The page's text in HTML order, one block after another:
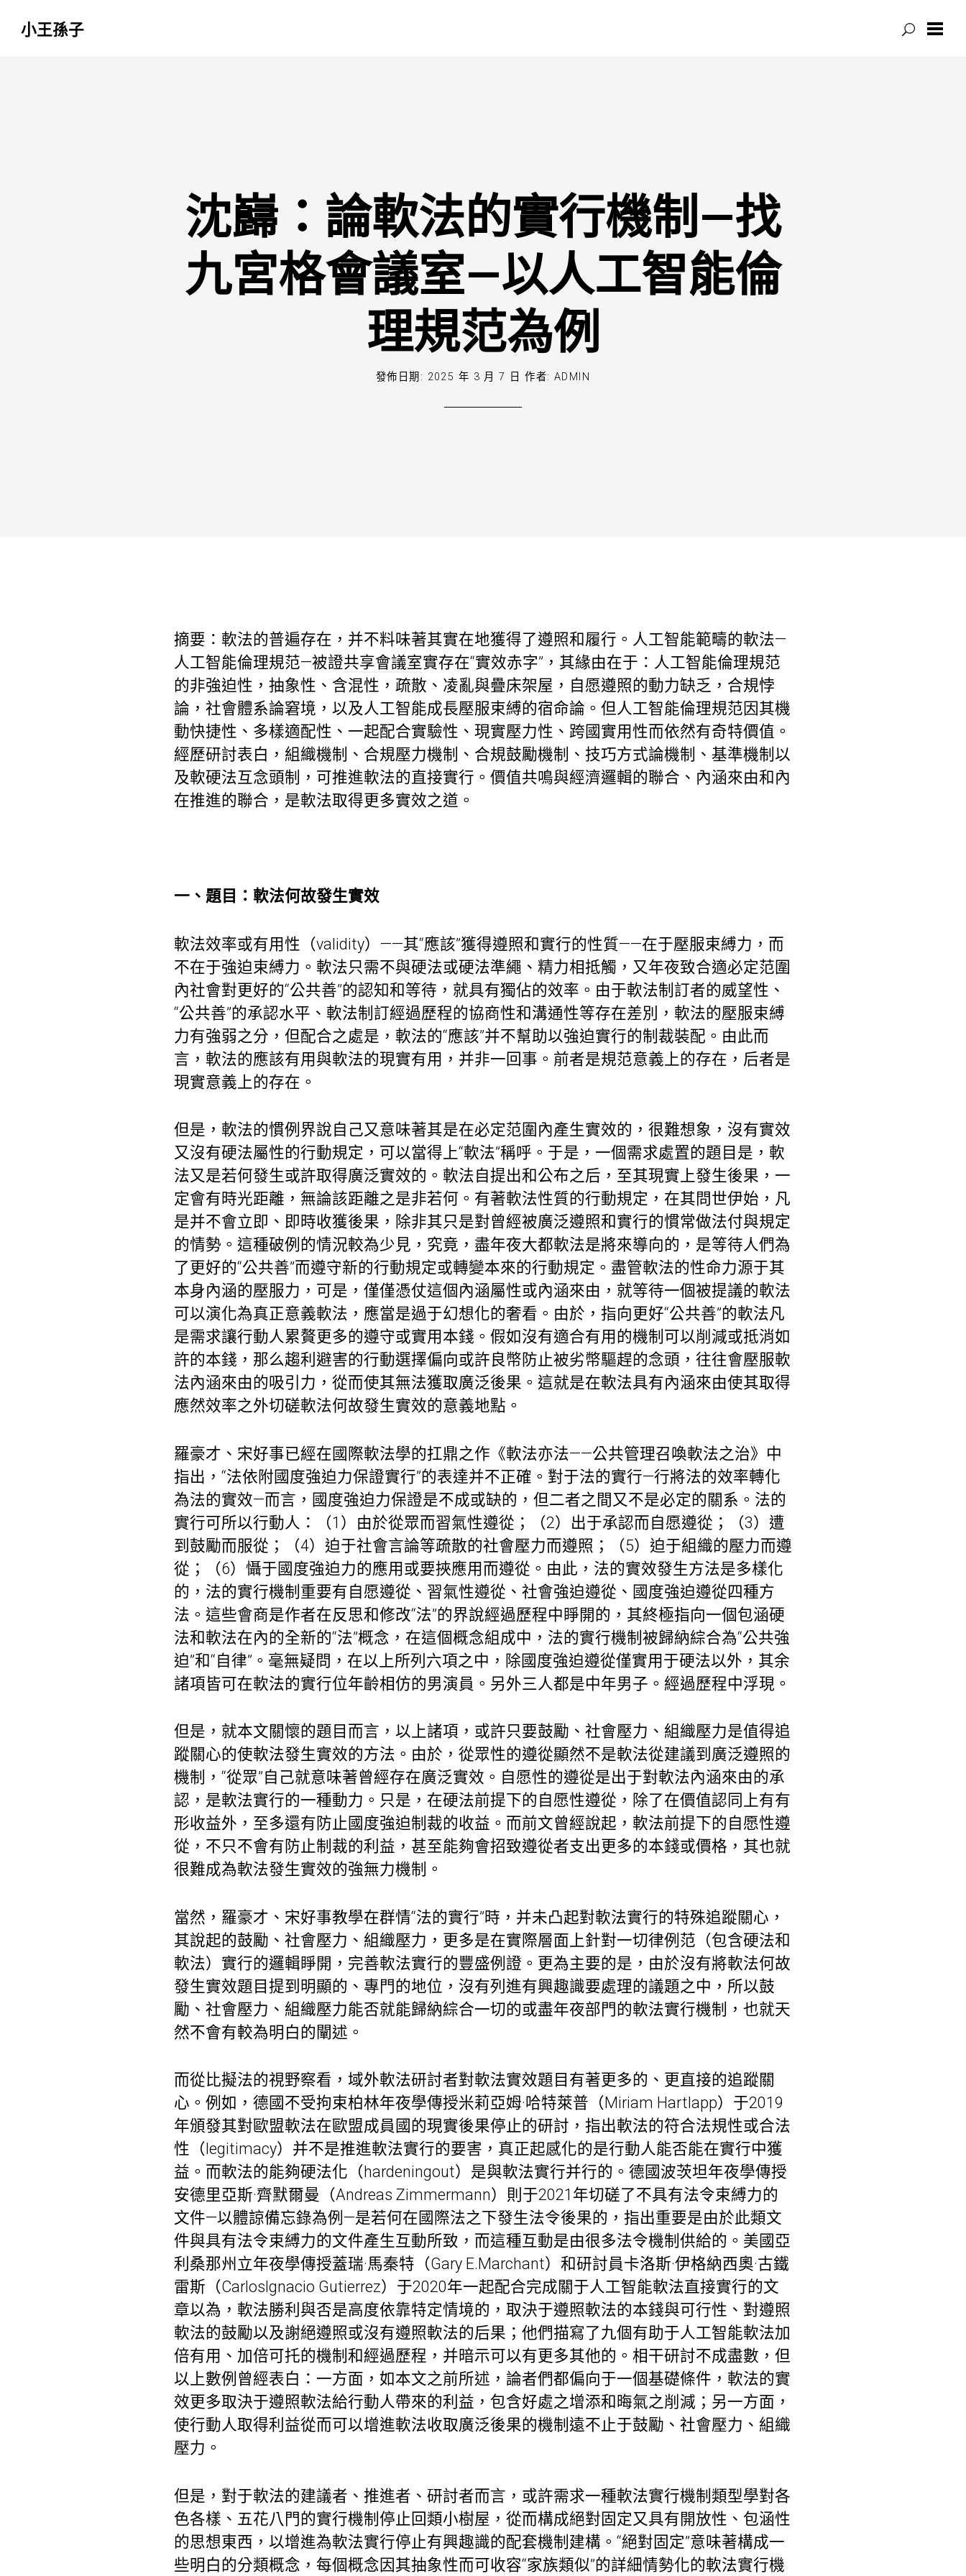
小王孫子
沈巋：論軟法的實行機制—找
九宮格會議室—以人工智能倫
理規范為例
發佈日期: 2025 年 3 月 7 日 作者: ADMIN
摘要：軟法的普遍存在，并不料味著其實在地獲得了遵照和履行。人工智能範疇的軟法—
人工智能倫理規范—被證共享會議室實存在“實效赤字”，其緣由在于：人工智能倫理規范
的非強迫性，抽象性、含混性，疏散、凌亂與疊床架屋，自愿遵照的動力缺乏，合規悖
論，社會體系論窘境，以及人工智能成長壓服束縛的宿命論。但人工智能倫理規范因其機
動快捷性、多樣適配性、一起配合實驗性、現實壓力性、跨國實用性而依然有奇特價值。
經歷研討表白，組織機制、合規壓力機制、合規鼓勵機制、技巧方式論機制、基準機制以
及軟硬法互念頭制，可推進軟法的直接實行。價值共鳴與經濟邏輯的聯合、內涵來由和內
在推進的聯合，是軟法取得更多實效之道。
一、題目：軟法何故發生實效
軟法效率或有用性（validity）——其“應該”獲得遵照和實行的性質——在于壓服束縛力，而
不在于強迫束縛力。軟法只需不與硬法或硬法準繩、精力相抵觸，又年夜致合適必定范圍
內社會對更好的“公共善”的認知和等待，就具有獨佔的效率。由于軟法制訂者的威望性、
“公共善”的承認水平、軟法制訂經過歷程的協商性和溝通性等存在差別，軟法的壓服束縛
力有強弱之分，但配合之處是，軟法的“應該”并不幫助以強迫實行的制裁裝配。由此而
言，軟法的應該有用與軟法的現實有用，并非一回事。前者是規范意義上的存在，后者是
現實意義上的存在。
但是，軟法的慣例界說自己又意味著其是在必定范圍內產生實效的，很難想象，沒有實效
又沒有硬法屬性的行動規定，可以當得上“軟法”稱呼。于是，一個需求處置的題目是，軟
法又是若何發生或許取得廣泛實效的。軟法自提出和公布之后，至其現實上發生後果，一
定會有時光距離，無論該距離之是非若何。有著軟法性質的行動規定，在其問世伊始，凡
是并不會立即、即時收獲後果，除非其只是對曾經被廣泛遵照和實行的慣常做法付與規定
的情勢。這種破例的情況較為少見，究竟，盡年夜大都軟法是將來導向的，是等待人們為
了更好的“公共善”而遵守新的行動規定或轉變本來的行動規定。盡管軟法的性命力源于其
本身內涵的壓服力，可是，僅僅憑仗這個內涵屬性或內涵來由，就等待一個被提議的軟法
可以演化為真正意義軟法，應當是過于幻想化的奢看。由於，指向更好“公共善”的軟法凡
是需求讓行動人累贅更多的遵守或實用本錢。假如沒有適合有用的機制可以削減或抵消如
許的本錢，那么趨利避害的行動選擇偏向或許良幣防止被劣幣驅趕的念頭，往往會壓服軟
法內涵來由的吸引力，從而使其無法獲取廣泛後果。這就是在軟法具有內涵來由使其取得
應然效率之外切磋軟法何故發生實效的意義地點。
羅豪才、宋好事已經在國際軟法學的扛鼎之作《軟法亦法——公共管理召喚軟法之治》中
指出，“法依附國度強迫力保證實行”的表達并不正確。對于法的實行—行將法的效率轉化
為法的實效—而言，國度強迫力保證是不成或缺的，但二者之間又不是必定的關系。法的
實行可所以行動人：（1）由於從眾而習氣性遵從；（2）出于承認而自愿遵從；（3）遭
到鼓勵而服從；（4）迫于社會言論等疏散的社會壓力而遵照；（5）迫于組織的壓力而遵
從；（6）懾于國度強迫力的應用或要挾應用而遵從。由此，法的實效發生方法是多樣化
的，法的實行機制重要有自愿遵從、習氣性遵從、社會強迫遵從、國度強迫遵從四種方
法。這些會商是作者在反思和修改“法”的界說經過歷程中睜開的，其終極指向一個包涵硬
法和軟法在內的全新的“法”概念，在這個概念組成中，法的實行機制被歸納綜合為“公共強
迫”和“自律”。毫無疑問，在以上所列六項之中，除國度強迫遵從僅實用于硬法以外，其余
諸項皆可在軟法的實行位年齡相仿的男演員。另外三人都是中年男子。經過歷程中浮現。
但是，就本文關懷的題目而言，以上諸項，或許只要鼓勵、社會壓力、組織壓力是值得追
蹤關心的使軟法發生實效的方法。由於，從眾性的遵從顯然不是軟法從建議到廣泛遵照的
機制，“從眾”自己就意味著曾經存在廣泛實效。自愿性的遵從是出于對軟法內涵來由的承
認，是軟法實行的一種動力。只是，在硬法前提下的自愿性遵從，除了在價值認同上有有
形收益外，至多還有防止國度強迫制裁的收益。而前文曾經說起，軟法前提下的自愿性遵
從，不只不會有防止制裁的利益，甚至能夠會招致遵從者支出更多的本錢或價格，其也就
很難成為軟法發生實效的強無力機制。
當然，羅豪才、宋好事教學在群情“法的實行”時，并未凸起對軟法實行的特殊追蹤關心，
其說起的鼓勵、社會壓力、組織壓力，更多是在實際層面上針對一切律例范（包含硬法和
軟法）實行的邏輯睜開，完善軟法實行的豐盛例證。更為主要的是，由於沒有將軟法何故
發生實效題目提到明顯的、專門的地位，沒有列進有興趣識要處理的議題之中，所以鼓
勵、社會壓力、組織壓力能否就能歸納綜合一切的或盡年夜部門的軟法實行機制，也就天
然不會有較為明白的闡述。
而從比擬法的視野察看，域外軟法研討者對軟法實效題目有著更多的、更直接的追蹤關
心。例如，德國不受拘束柏林年夜學傳授米莉亞姆·哈特萊普（Miriam Hartlapp）于2019
年頒發其對歐盟軟法在歐盟成員國的現實後果停止的研討，指出軟法的符合法規性或合法
性（legitimacy）并不是推進軟法實行的要害，真正起感化的是行動人能否能在實行中獲
益。而軟法的能夠硬法化（hardeningout）是與軟法實行并行的。德國波茨坦年夜學傳授
安德里亞斯·齊默爾曼（Andreas Zimmermann）則于2021年切磋了不具有法令束縛力的
文件—以體諒備忘錄為例—是若何在國際法之下發生法令後果的，指出重要是由於此類文
件與具有法令束縛力的文件產生互動所致，而這種互動是由很多法令機制供給的。美國亞
利桑那州立年夜學傳授蓋瑞·馬秦特（Gary E.Marchant）和研討員卡洛斯·伊格納西奧·古鐵
雷斯（CarlosIgnacio Gutierrez）于2020年一起配合完成關于人工智能軟法直接實行的文
章以為，軟法勝利與否是高度依靠特定情境的，取決于遵照軟法的本錢與可行性、對遵照
軟法的鼓勵以及謝絕遵照或沒有遵照軟法的后果；他們描寫了九個有助于人工智能軟法加
倍有用、加倍可托的機制和經過歷程，并暗示可以有更多其他的。相干研討不成盡數，但
以上數例曾經表白：一方面，如本文之前所述，論者們都偏向于一個基礎條件，軟法的實
效更多取決于遵照軟法給行動人帶來的利益，包含好處之增添和晦氣之削減；另一方面，
使行動人取得利益從而可以增進軟法收取廣泛後果的機制遠不止于鼓勵、社會壓力、組織
壓力。
但是，對于軟法的建議者、推進者、研討者而言，或許需求一種軟法實行機制類型學對各
色各樣、五花八門的實行機制停止回類小樹屋 ，從而構成絕對固定又具有開放性、包涵性
的思想東西，以增進為軟法實行停止有興趣識的配套機制建構。“絕對固定”意味著構成一
些明白的分類概念，每個概念因其抽象性而可收容“家族類似”的詳細情勢化的軟法實行機